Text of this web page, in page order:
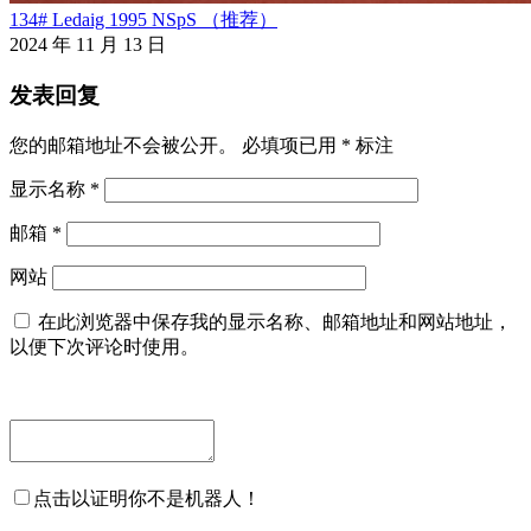
134# Ledaig 1995 NSpS （推荐）
2024 年 11 月 13 日
发表回复
您的邮箱地址不会被公开。 必填项已用 * 标注
显示名称 *
邮箱 *
网站
在此浏览器中保存我的显示名称、邮箱地址和网站地址，
以便下次评论时使用。
点击以证明你不是机器人！